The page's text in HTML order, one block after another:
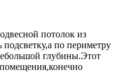
потолок из
по периметру
глубины.Этот